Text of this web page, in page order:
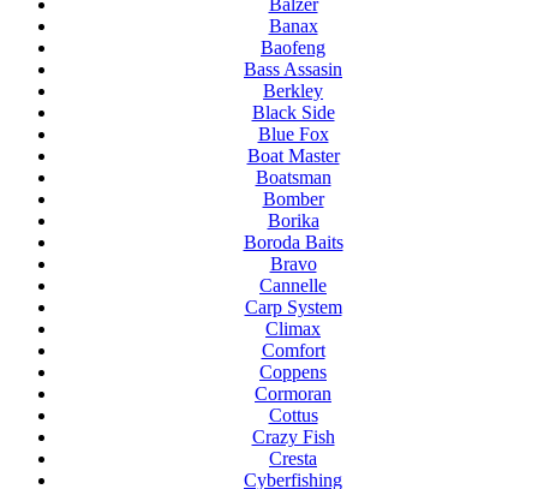
Balzer
Banax
Baofeng
Bass Assasin
Berkley
Black Side
Blue Fox
Boat Master
Boatsman
Bomber
Borika
Boroda Baits
Bravo
Cannelle
Carp System
Climax
Comfort
Coppens
Cormoran
Cottus
Crazy Fish
Cresta
Cyberfishing